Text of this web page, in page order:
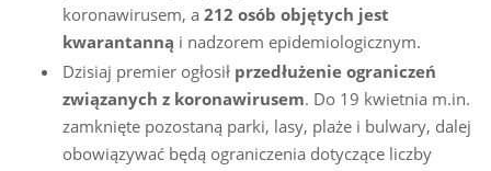
koronawirusem, a 212 osób objętych jest
kwarantanną i nadzorem epidemiologicznym.
Dzisiaj premier ogłosił przedłużenie ograniczeń
związanych z koronawirusem. Do 19 kwietnia m.in.
zamknięte pozostaną parki, lasy, plaże i bulwary, dalej
obowiązywać będą ograniczenia dotyczące liczby